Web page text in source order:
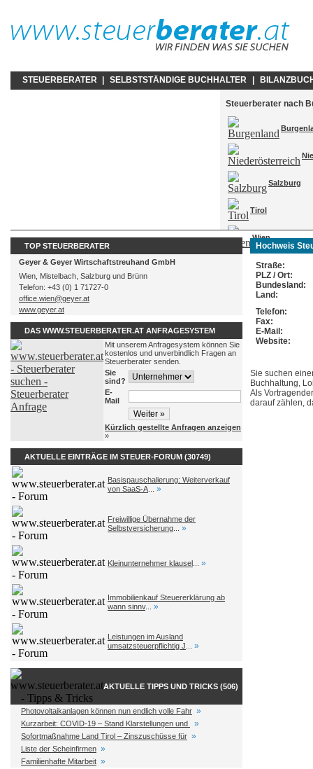
STEUERBERATER SELBSTSTÄNDIGE BUCHHALTER
Steuerberater nach
Salzburg
Tirol
Wien
TOP STEUERBERATER
Geyer & Geyer Wirtschaftstreuhand GmbH
Wien, Mistelbach, Salzburg und Brünn
Telefon: +43 (0) 1 71727-0
office.wien@geyer.at
www.geyer.at
DAS WWW.STEUERBERATER.AT ANFRAGESYSTEM
Mit unserem Anfragesystem können Sie
kostenlos und unverbindlich Fragen an
Steuerberater senden.
Sie
sind?
E-
Mail
Kürzlich gestellte Anfragen anzeigen
»
AKTUELLE EINTRÄGE IM STEUER-FORUM (30749)
Basispauschalierung: Weiterverkauf
von SaaS-A
»
Freiwillige Übernahme der
Selbstversicherung
»
Kleinunternehmer klausel »
Immobilienkauf Steuererklärung ab
wann sinnv... »
Leistungen im Ausland
umsatzsteuerpflichtig J
»
AKTUELLE TIPPS UND TRICKS (506)
Photovoltaikanlagen können nun endlich volle Fahr »
Kurzarbeit: COVID-19 – Stand Klarstellungen und »
Sofortmaßnahme Land Tirol – Zinszuschüsse für »
Liste der Scheinfirmen »
Familienhafte Mitarbeit »
Hochweis
Straße:
PLZ / Ort:
Bundesland:
Land:
Telefon:
Fax:
E-Mail:
Website:
Sie suchen
Buchhaltung,
Als
darauf zählen,